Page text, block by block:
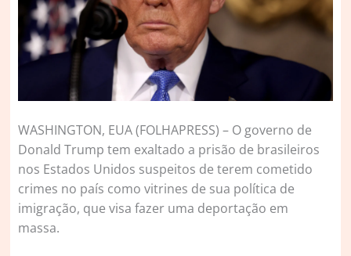
WASHINGTON, EUA (FOLHAPRESS) – O governo de
Donald Trump tem exaltado a prisão de brasileiros
nos Estados Unidos suspeitos de terem cometido
crimes no país como vitrines de sua política de
imigração, que visa fazer uma deportação em
massa.